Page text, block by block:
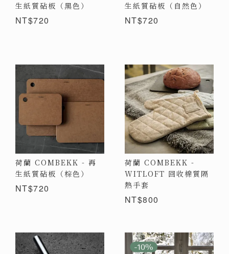
生紙質砧板（黑色）
NT$720
生紙質砧板（自然色）
NT$720
荷蘭 COMBEKK - 再
生紙質砧板（棕色）
NT$720
荷蘭 COMBEKK -
WITLOFT 回收棉質隔
熱手套
NT$800